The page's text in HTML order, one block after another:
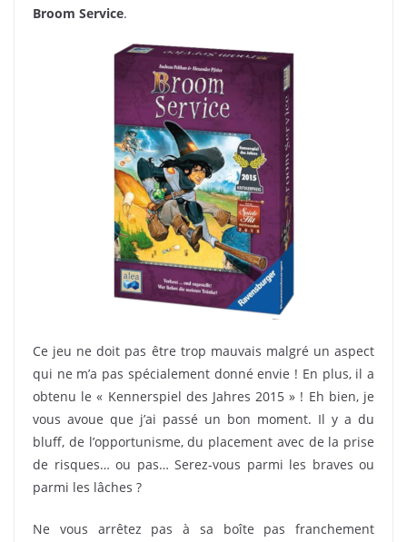
Broom Service.
Ce jeu ne doit pas être trop mauvais malgré un aspect
qui ne m’a pas spécialement donné envie ! En plus, il a
obtenu le « Kennerspiel des Jahres 2015 » ! Eh bien, je
vous avoue que j’ai passé un bon moment. Il y a du
bluff, de l’opportunisme, du placement avec de la prise
de risques… ou pas… Serez-vous parmi les braves ou
parmi les lâches ?
Ne vous arrêtez pas à sa boîte pas franchement